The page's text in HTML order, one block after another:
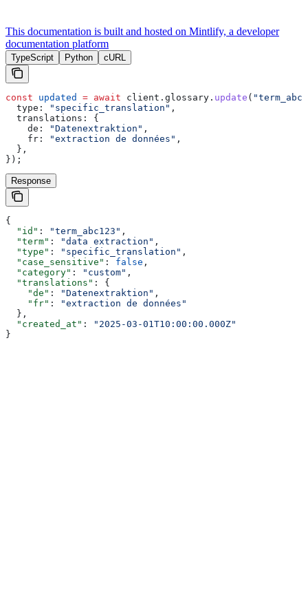
This documentation is built and hosted on Mintlify, a developer
documentation platform
TypeScript Python cURL
const updated = await client . glossary . update (
  type:
"specific_translation" ,
  translations:
{
    de:
"Datenextraktion" ,
    fr:
"extraction de données" ,
  },
});
Response
{
  "id"
: "term_abc123" ,
  "term"
: "data extraction" ,
  "type"
: "specific_translation" ,
  "case_sensitive"
: false ,
  "category"
: "custom" ,
  "translations"
: {
    "de"
: "Datenextraktion" ,
    "fr"
:
"extraction de données"
  },
  "created_at"
:
"2025-03-01T10:00:00.000Z"
}